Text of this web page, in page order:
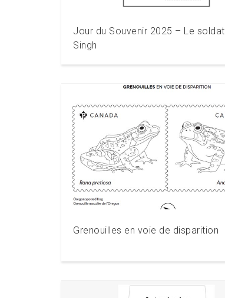
Jour du Souvenir 2025 – Le soldat
Singh
Télécharger
Grenouilles en voie de disparition